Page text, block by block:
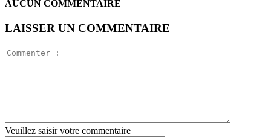
AUCUN COMMENTAIRE
LAISSER UN COMMENTAIRE
Veuillez saisir votre commentaire